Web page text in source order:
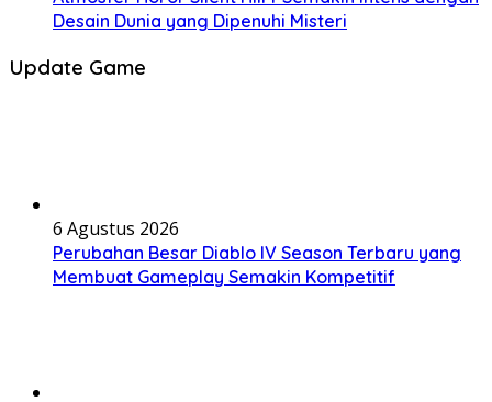
Desain Dunia yang Dipenuhi Misteri
Update Game
6 Agustus 2026
Perubahan Besar Diablo IV Season Terbaru yang
Membuat Gameplay Semakin Kompetitif